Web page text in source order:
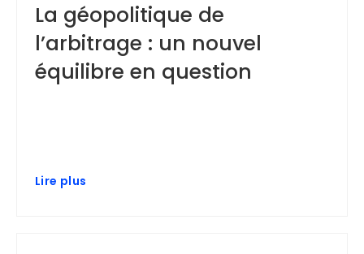
La géopolitique de
l’arbitrage : un nouvel
équilibre en question
Lire plus